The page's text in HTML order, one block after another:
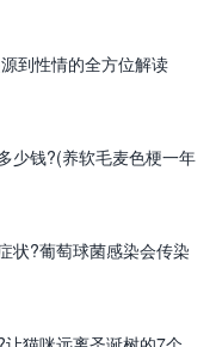
到性情的全方位解读
少钱?(养软毛麦色梗一年
状?葡萄球菌感染会传染